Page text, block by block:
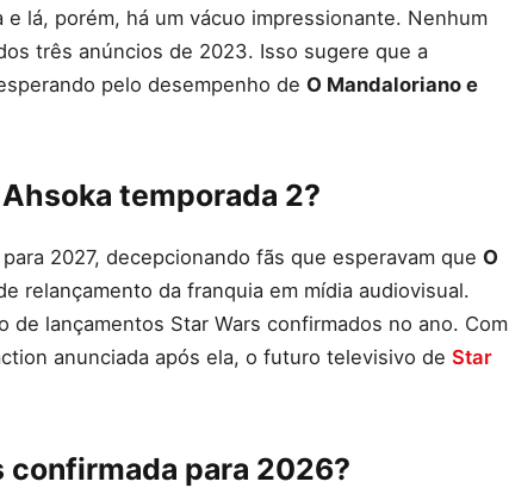
lá, porém, há um vácuo impressionante. Nenhum
três anúncios de 2023. Isso sugere que a
pelo desempenho de O Mandaloriano e
temporada 2?
2027, decepcionando fãs que esperavam que O
relançamento da franquia em mídia audiovisual.
de lançamentos Star Wars confirmados no ano. Com
anunciada após ela, o futuro televisivo de Star
confirmada para 2026?